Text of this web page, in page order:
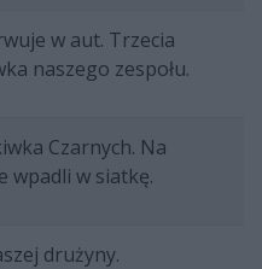
w aut. Trzecia
naszego zespołu.
Czarnych. Na
wpadli w siatkę.
drużyny.